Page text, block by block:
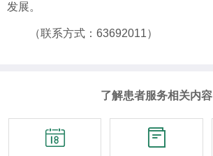
发展。
（联系方式：63692011）
了解患者服务相关内容
 